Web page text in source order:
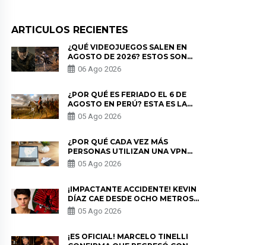
ARTICULOS RECIENTES
¿QUÉ VIDEOJUEGOS SALEN EN
AGOSTO DE 2026? ESTOS SON
LOS ESTRENOS MÁS ESPERADOS
06 Ago 2026
¿POR QUÉ ES FERIADO EL 6 DE
AGOSTO EN PERÚ? ESTA ES LA
HISTORIA
05 Ago 2026
¿POR QUÉ CADA VEZ MÁS
PERSONAS UTILIZAN UNA VPN
PARA PROTEGER SU
PRIVACIDAD?
05 Ago 2026
¡IMPACTANTE ACCIDENTE! KEVIN
DÍAZ CAE DESDE OCHO METROS
EN “ESTO ES GUERRA” Y GENERA
PREOCUPACIÓN
05 Ago 2026
¡ES OFICIAL! MARCELO TINELLI